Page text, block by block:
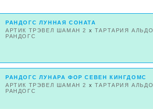
РАНДОГС ЛУННАЯ СОНАТА
АРТИК ТРЭВЕЛ ШАМАН 2 x ТАРТАРИЯ
РАНДОГС
РАНДОГС ЛУНАРА ФОР СЕВЕН КИНГДОМС
АРТИК ТРЭВЕЛ ШАМАН 2 x ТАРТАРИЯ
РАНДОГС